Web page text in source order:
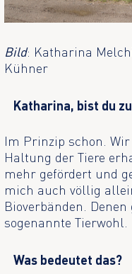
Bild: Katharina
Kühner
Katharina, bist du
Im Prinzip schon.
Haltung der Tiere
mehr gefördert und
mich auch völlig
Bioverbänden.
sogenannte Tierwohl.
Was bedeutet das?